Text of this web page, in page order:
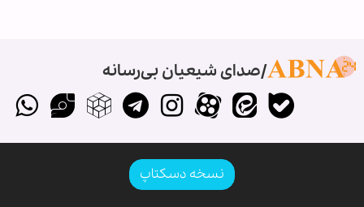
صدای شیعیان بی‌رسانه
نسخه دسکتاپ